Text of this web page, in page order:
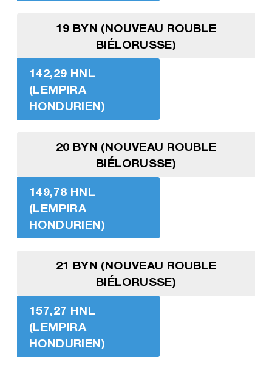
19 BYN (NOUVEAU ROUBLE
BIÉLORUSSE)
142,29 HNL
(LEMPIRA
HONDURIEN)
20 BYN (NOUVEAU ROUBLE
BIÉLORUSSE)
149,78 HNL
(LEMPIRA
HONDURIEN)
21 BYN (NOUVEAU ROUBLE
BIÉLORUSSE)
157,27 HNL
(LEMPIRA
HONDURIEN)